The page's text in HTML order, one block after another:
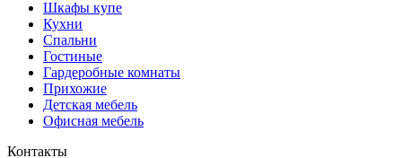
Шкафы купе
Кухни
Спальни
Гостиные
Гардеробные комнаты
Прихожие
Детская мебель
Офисная мебель
Контакты